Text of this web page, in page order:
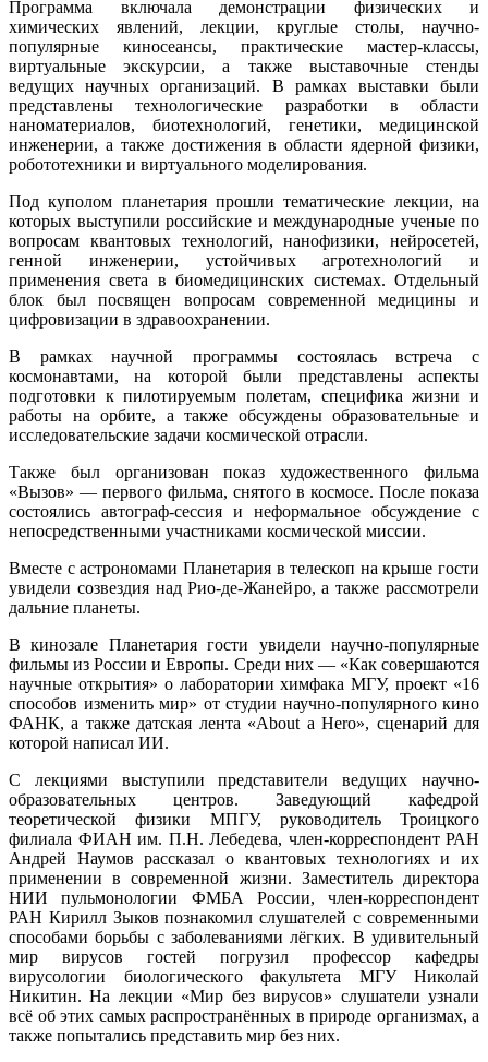
Программа включала демонстрации физических и
химических явлений, лекции, круглые столы, научно-
популярные киносеансы, практические мастер-классы,
виртуальные экскурсии, а также выставочные стенды
ведущих научных организаций. В рамках выставки были
представлены технологические разработки в области
наноматериалов, биотехнологий, генетики, медицинской
инженерии, а также достижения в области ядерной физики,
робототехники и виртуального моделирования.
Под куполом планетария прошли тематические лекции, на
которых выступили российские и международные ученые по
вопросам квантовых технологий, нанофизики, нейросетей,
генной инженерии, устойчивых агротехнологий и
применения света в биомедицинских системах. Отдельный
блок был посвящен вопросам современной медицины и
цифровизации в здравоохранении.
В рамках научной программы состоялась встреча с
космонавтами, на которой были представлены аспекты
подготовки к пилотируемым полетам, специфика жизни и
работы на орбите, а также обсуждены образовательные и
исследовательские задачи космической отрасли.
Также был организован показ художественного фильма
«Вызов» — первого фильма, снятого в космосе. После показа
состоялись автограф-сессия и неформальное обсуждение с
непосредственными участниками космической миссии.
Вместе с астрономами Планетария в телескоп на крыше гости
увидели созвездия над Рио-де-Жанейро, а также рассмотрели
дальние планеты.
В кинозале Планетария гости увидели научно-популярные
фильмы из России и Европы. Среди них — «Как совершаются
научные открытия» о лаборатории химфака МГУ, проект «16
способов изменить мир» от студии научно-популярного кино
ФАНК, а также датская лента «About a Hero», сценарий для
которой написал ИИ.
С лекциями выступили представители ведущих научно-
образовательных центров. Заведующий кафедрой
теоретической физики МПГУ, руководитель Троицкого
филиала ФИАН им. П.Н. Лебедева, член-корреспондент РАН
Андрей Наумов рассказал о квантовых технологиях и их
применении в современной жизни. Заместитель директора
НИИ пульмонологии ФМБА России, член-корреспондент
РАН Кирилл Зыков познакомил слушателей с современными
способами борьбы с заболеваниями лёгких. В удивительный
мир вирусов гостей погрузил профессор кафедры
вирусологии биологического факультета МГУ Николай
Никитин. На лекции «Мир без вирусов» слушатели узнали
всё об этих самых распространённых в природе организмах, а
также попытались представить мир без них.